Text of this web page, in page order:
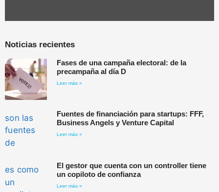
Noticias recientes
Fases de una campaña electoral: de la
precampaña al día D
Leer más »
Fuentes de financiación para startups: FFF,
Business Angels y Venture Capital
Leer más »
El gestor que cuenta con un controller tiene
un copiloto de confianza
Leer más »